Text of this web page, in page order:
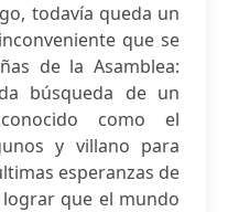
todavía queda un
que se
de la Asamblea:
búsqueda de un
como el
y villano para
esperanzas de
que el mundo